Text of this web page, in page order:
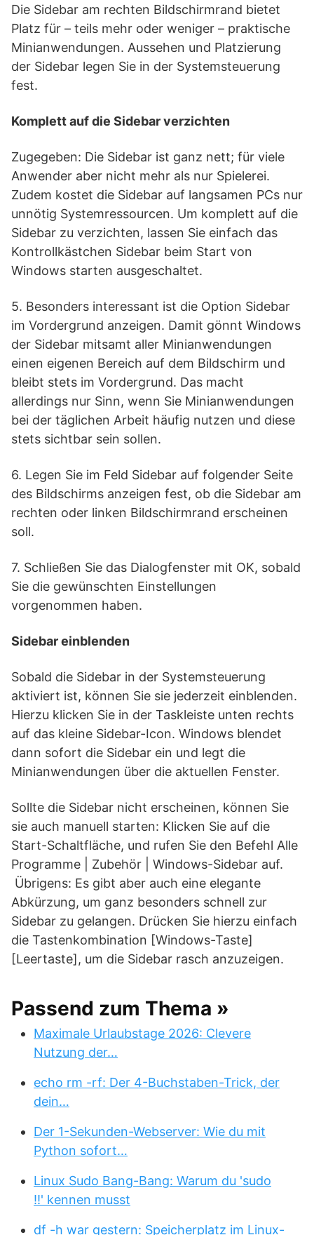
Die Sidebar am rechten Bildschirmrand bietet
Platz für – teils mehr oder weniger – praktische
Minianwendungen. Aussehen und Platzierung
der Sidebar legen Sie in der Systemsteuerung
fest.
Komplett auf die Sidebar verzichten
Zugegeben: Die Sidebar ist ganz nett; für viele
Anwender aber nicht mehr als nur Spielerei.
Zudem kostet die Sidebar auf langsamen PCs nur
unnötig Systemressourcen. Um komplett auf die
Sidebar zu verzichten, lassen Sie einfach das
Kontrollkästchen Sidebar beim Start von
Windows starten ausgeschaltet.
5. Besonders interessant ist die Option Sidebar
im Vordergrund anzeigen. Damit gönnt Windows
der Sidebar mitsamt aller Minianwendungen
einen eigenen Bereich auf dem Bildschirm und
bleibt stets im Vordergrund. Das macht
allerdings nur Sinn, wenn Sie Minianwendungen
bei der täglichen Arbeit häufig nutzen und diese
stets sichtbar sein sollen.
6. Legen Sie im Feld Sidebar auf folgender Seite
des Bildschirms anzeigen fest, ob die Sidebar am
rechten oder linken Bildschirmrand erscheinen
soll.
7. Schließen Sie das Dialogfenster mit OK, sobald
Sie die gewünschten Einstellungen
vorgenommen haben.
Sidebar einblenden
Sobald die Sidebar in der Systemsteuerung
aktiviert ist, können Sie sie jederzeit einblenden.
Hierzu klicken Sie in der Taskleiste unten rechts
auf das kleine Sidebar-Icon. Windows blendet
dann sofort die Sidebar ein und legt die
Minianwendungen über die aktuellen Fenster.
Sollte die Sidebar nicht erscheinen, können Sie
sie auch manuell starten: Klicken Sie auf die
Start-Schaltfläche, und rufen Sie den Befehl Alle
Programme | Zubehör | Windows-Sidebar auf.
Übrigens: Es gibt aber auch eine elegante
Abkürzung, um ganz besonders schnell zur
Sidebar zu gelangen. Drücken Sie hierzu einfach
die Tastenkombination [Windows-Taste]
[Leertaste], um die Sidebar rasch anzuzeigen.
Passend zum Thema »
Maximale Urlaubstage 2026: Clevere
Nutzung der…
echo rm -rf: Der 4-Buchstaben-Trick, der
dein…
Der 1-Sekunden-Webserver: Wie du mit
Python sofort…
Linux Sudo Bang-Bang: Warum du 'sudo
!!' kennen musst
df -h war gestern: Speicherplatz im Linux-